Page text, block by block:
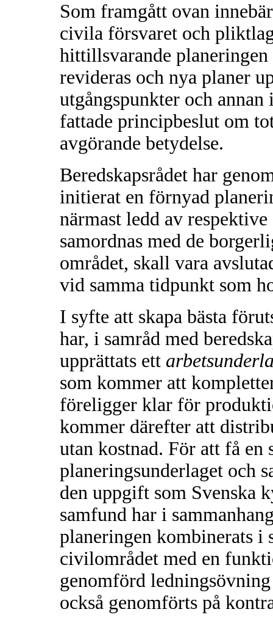
Som framgått ovan
civila försvaret och
hittillsvarande
revideras och nya planer
utgångspunkter och
fattade principbeslut om
avgörande betydelse.
Beredskapsrådet har
initierat en förnyad
närmast ledd av
samordnas med de
området, skall vara
vid samma tidpunkt som
I syfte att skapa bästa
har, i samråd med
upprättats ett
som kommer att
föreligger klar för
kommer därefter att
utan kostnad. För att få en
planeringsunderlaget och
den uppgift som Svenska
samfund har i
planeringen kombinerats
civilområdet med en
genomförd
också genomförts på